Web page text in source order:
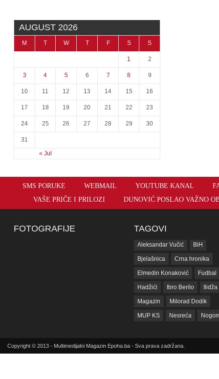
AUGUST 2026
M T W T F S S
« Jul
1 2
3 4 5 6 7 8 9
10 11 12 13 14 15 16
17 18 19 20 21 22 23
24 25 26 27 28 29 30
31
SMS PORUKE WEBMAIL YOUTUBE KANAL
VAŠE PRIČE I PRILOZI
DUNOVIĆ POSLAO VAŽNO
FOTOGRAFIJE TAGOVI
Aleksandar Vučić BiH
Bjelašnica Crna hronika
Elmedin Konaković Fudbal
Hadžići Ibro Berilo Ilidža
Magazin Milorad Dodik
MUP KS Nesreća
sda SIPA SNSD
Copyright © 2013 - Multimedijalni Magazin Epoha.ba - Sva prava zadržana.